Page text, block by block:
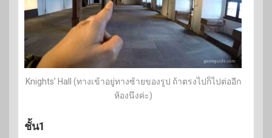
Knights’ Hall (ทางเข้าอยู่ทางซ้ายของรูป ถ้าตรงไปก็ไปต่ออีก
ห้องนึงค่ะ)
ชั้น1